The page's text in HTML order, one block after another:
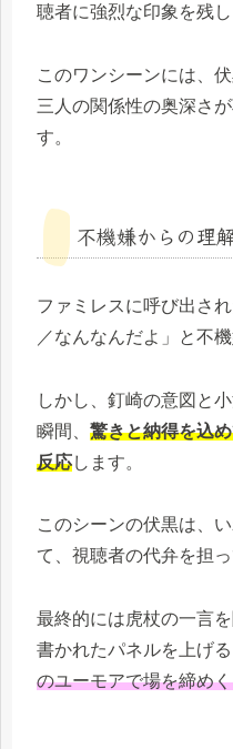
聴者に強烈な印象を残し
このワンシーンには、
三人の関係性の奥深さ
す。
不機嫌からの理
ファミレスに呼び出さ
／なんなんだよ」と不
しかし、釘崎の意図と
瞬間、 驚きと納得を込
反応します。
このシーンの伏黒は、
て、視聴者の代弁を担
最終的には虎杖の一言
書かれたパネルを上げ
のユーモアで場を締め